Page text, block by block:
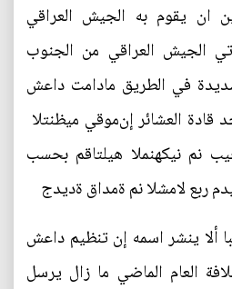
ان يقوم به الجيش العراقي
الجيش العراقي من الجنوب
في الطريق مادامت داعش
متحصنة هناك." وقال أحد قادة العشائر إن‭‭‭ التنظيم يقوم
من بيجي وينشر مكانهم قوات
مدينتي الحويجة والشرقاط.
ألا ينشر اسمه إن تنظيم داعش
العام الماضي ما زال يرسل